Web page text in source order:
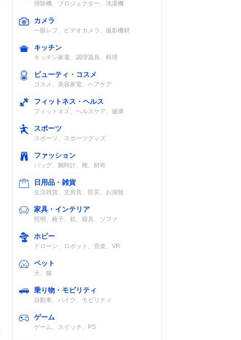
掃除機、プロジェクター、洗濯機
カメラ
一眼レフ、ビデオカメラ、撮影機材
キッチン
キッチン家電、調理器具、料理
ビューティ・コスメ
コスメ、美容家電、ヘアケア
フィットネス・ヘルス
フィットネス、ヘルスケア、健康
スポーツ
スポーツ、スポーツグッズ
ファッション
バッグ、腕時計、靴、財布
日用品・雑貨
生活雑貨、文房具、防災、お掃除
家具・インテリア
照明、椅子、机、寝具、ソファ
ホビー
ドローン、ロボット、音楽、VR
ペット
犬、猫
乗り物・モビリティ
自動車、バイク、モビリティ
ゲーム
ゲーム、スイッチ、PS